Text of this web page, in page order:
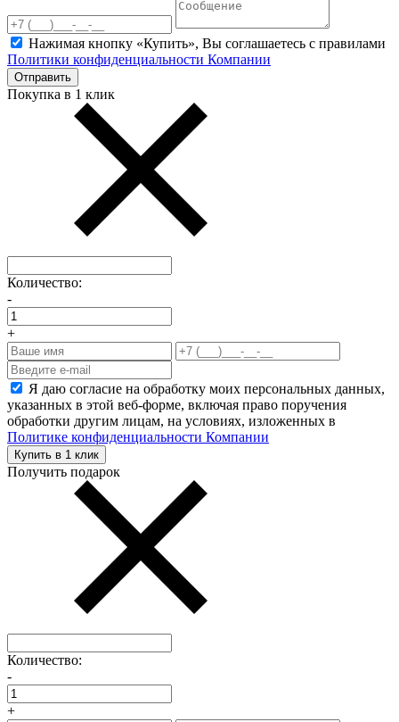
Нажимая кнопку «Купить», Вы соглашаетесь c правилами
Политики конфиденциальности Компании
Отправить
Покупка в 1 клик
Количество:
-
+
Я даю согласие на обработку моих персональных данных,
указанных в этой веб-форме, включая право поручения
обработки другим лицам, на условиях, изложенных в
Политике конфиденциальности Компании
Купить в 1 клик
Получить подарок
Количество:
-
+